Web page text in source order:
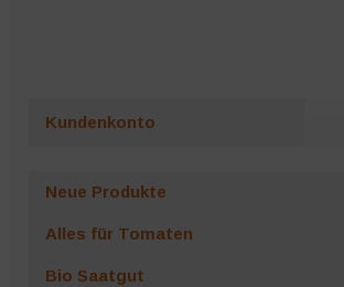
auf.
auf
Kundenkonto
Neue Produkte
Alles für Tomaten
Bio Saatgut